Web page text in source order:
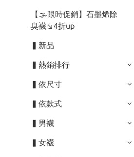
【🌫️限時促銷】石墨烯除
臭襪↘︎4折up
▍新品
▍熱銷排行
▍依尺寸
▍依款式
▍男襪
▍女襪